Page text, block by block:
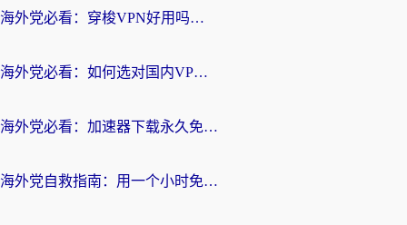
海外党必看：穿梭VPN好用吗？和云帆VPN对比哪个回国效果更好？附真实测评+避坑指南
海外党必看：如何选对国内VPN，实现无缝访问国内资源？
海外党必看：加速器下载永久免费版真的存在吗？教你无缝访问国内资源的正确姿势
海外党自救指南：用一个小时免费加速器，轻松打破国内资源访问壁垒？